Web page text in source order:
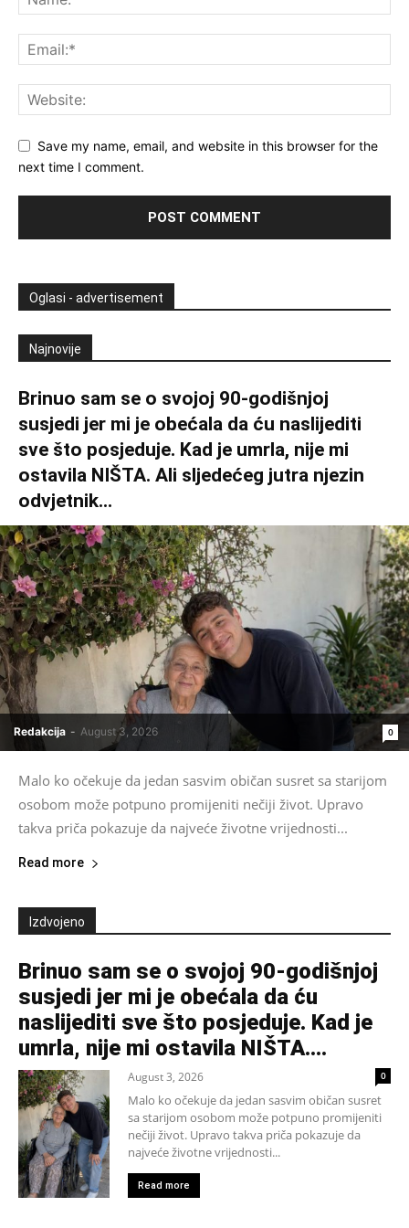
Save my name, email, and website in this browser for the
next time I comment.
Oglasi - advertisement
Najnovije
Brinuo sam se o svojoj 90-godišnjoj
susjedi jer mi je obećala da ću naslijediti
sve što posjeduje. Kad je umrla, nije mi
ostavila NIŠTA. Ali sljedećeg jutra njezin
odvjetnik...
Redakcija - August 3, 2026 0
Malo ko očekuje da jedan sasvim običan susret sa starijom
osobom može potpuno promijeniti nečiji život. Upravo
takva priča pokazuje da najveće životne vrijednosti...
Read more
Izdvojeno
Brinuo sam se o svojoj 90-godišnjoj
susjedi jer mi je obećala da ću
naslijediti sve što posjeduje. Kad je
umrla, nije mi ostavila NIŠTA....
August 3, 2026 0
Malo ko očekuje da jedan sasvim običan susret
sa starijom osobom može potpuno promijeniti
nečiji život. Upravo takva priča pokazuje da
najveće životne vrijednosti...
Read more